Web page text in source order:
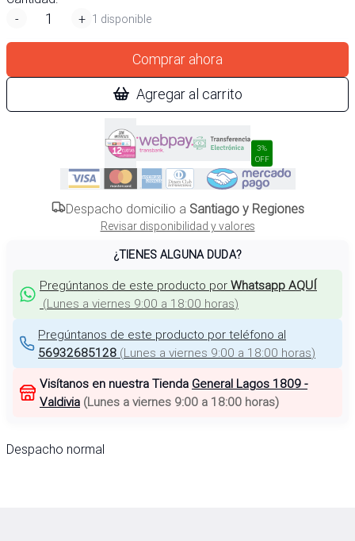
-
+ 1 disponible
Comprar ahora
Agregar al carrito
3%
OFF
Despacho domicilio a Santiago y Regiones
Revisar disponibilidad y valores
¿TIENES ALGUNA DUDA?
Pregúntanos de este producto por Whatsapp AQUÍ
(Lunes a viernes 9:00 a 18:00 horas)
Pregúntanos de este producto por teléfono al
56932685128 (Lunes a viernes 9:00 a 18:00 horas)
Visítanos en nuestra Tienda General Lagos 1809 -
Valdivia (Lunes a viernes 9:00 a 18:00 horas)
Despacho normal